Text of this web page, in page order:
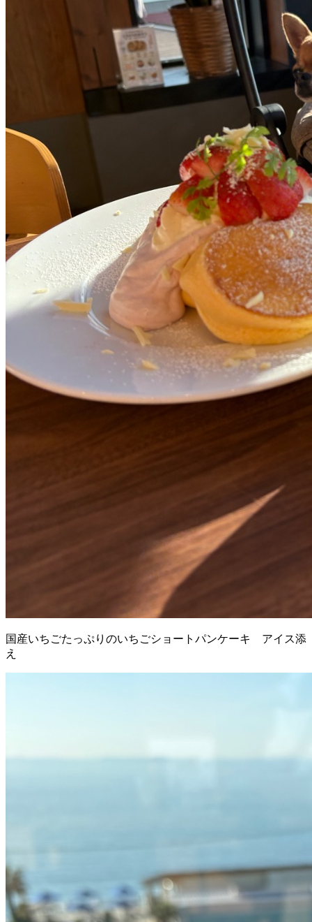
国産いちごたっぷりのいちごショートパンケーキ アイス添
え